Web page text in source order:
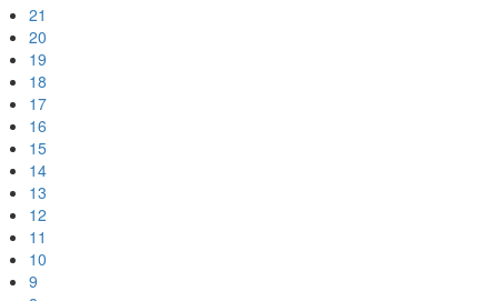
21
20
19
18
17
16
15
14
13
12
11
10
9